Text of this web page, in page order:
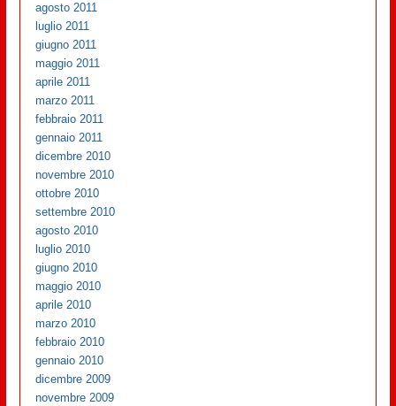
agosto 2011
luglio 2011
giugno 2011
maggio 2011
aprile 2011
marzo 2011
febbraio 2011
gennaio 2011
dicembre 2010
novembre 2010
ottobre 2010
settembre 2010
agosto 2010
luglio 2010
giugno 2010
maggio 2010
aprile 2010
marzo 2010
febbraio 2010
gennaio 2010
dicembre 2009
novembre 2009